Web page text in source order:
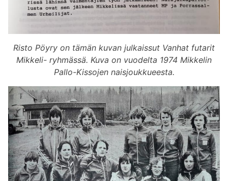
Risto Pöyry on tämän kuvan julkaissut Vanhat futarit
Mikkeli- ryhmässä. Kuva on vuodelta 1974 Mikkelin
Pallo-Kissojen naisjoukkueesta.